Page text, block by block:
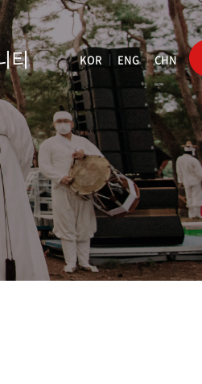
티 KOR | ENG | CHN